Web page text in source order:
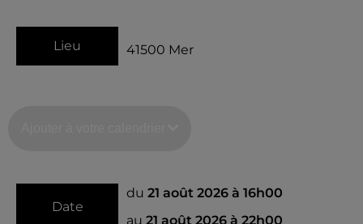
Lieu 41500 Mer
Date
du 21 août 2026 à 16h00
au 21 août 2026 à 22h00